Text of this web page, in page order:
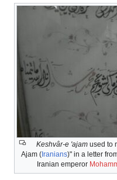
Keshvâr-e 'ajam used to
Ajam ( Iranians)" in a letter
Iranian emperor